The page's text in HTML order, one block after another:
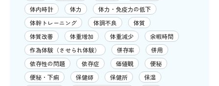
体内時計
体力
体力・免疫力の低下
体幹トレーニング
体調不良
体質
体質改善
体重増加 体重減少
余暇時間
作為体験（させられ体験）
併存率
併用
依存性の問題
依存症 価値観
便秘
便秘・下痢
保健師 保健所
保湿